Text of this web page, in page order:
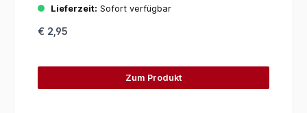
Lieferzeit: Sofort verfügbar
€ 2,95
Zum Produkt